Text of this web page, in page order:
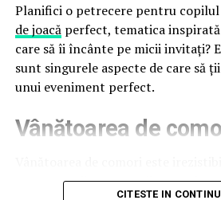
false de streaming, coduri QR
promit bilete, rambursări, premii
meciuri. FBI a emis în luna mai un
site-urile care clonează platforma
modificări minore ale denumirii
a colecta date personale și bancare.
de cercetătorii în securitate, ar
Planifici o petrecere pentru copilul
de joacăperfect, tematica inspirată
care să îi încânte pe micii invitați?
sunt singurele aspecte de care să
unui eveniment perfect.
Vânătoarea de
pentru copii este una dintre cele
CITESTE IN